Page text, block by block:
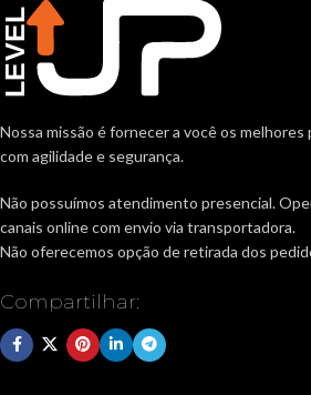
Nossa missão é fornecer a você os
com agilidade e segurança.
Não possuímos atendimento presencial.
canais online com envio via transportadora.
Não oferecemos opção de retirada dos
Compartilhar: